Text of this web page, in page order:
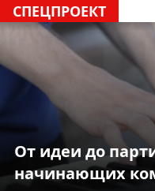
СПЕЦПРОЕКТ
От идеи до
начинающих